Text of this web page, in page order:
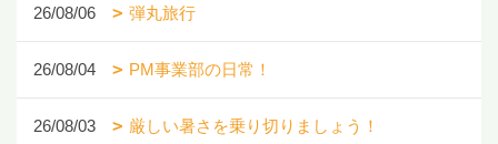
26/08/06 弾丸旅行
26/08/04 PM事業部の日常！
26/08/03 厳しい暑さを乗り切りましょう！